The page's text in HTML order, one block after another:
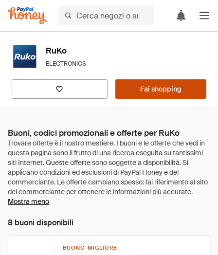
RuKo
ELECTRONICS
Fai shopping
Buoni, codici promozionali e offerte per RuKo
Mostra meno
8 buoni disponibili
BUONO MIGLIORE